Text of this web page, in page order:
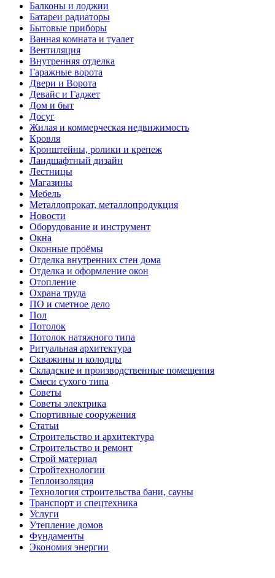
Балконы и лоджии
Батареи радиаторы‎
Бытовые приборы
Ванная комната и туалет
Вентиляция
Внутренняя отделка
Гаражные ворота
Двери и Ворота
Девайс и Гаджет
Дом и быт
Досуг
Жилая и коммерческая недвижимость
Кровля
Кронштейны, ролики и крепеж
Ландшафтный дизайн
Лестницы
Магазины
Мебель
Металлопрокат, металлопродукция
Новости
Оборудование и инструмент
Окна
Оконные проёмы
Отделка внутренних стен дома
Отделка и оформление окон
Отопление
Охрана труда
ПО и сметное дело
Пол
Потолок
Потолок натяжного типа
Ритуальная архитектура
Скважины и колодцы
Складские и производственные помещения
Смеси сухого типа
Советы
Советы электрика
Спортивные сооружения
Статьи
Строительство и архитектура
Строительство и ремонт
Строй материал
Стройтехнологии
Теплоизоляция
Технология строительства бани, сауны
Транспорт и спецтехника
Услуги
Утепление домов
Фундаменты
Экономия энергии